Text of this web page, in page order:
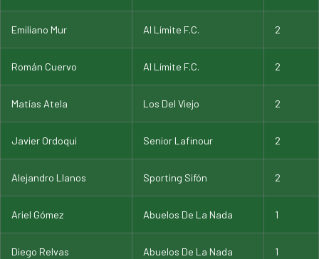
Emiliano Mur Al Límite F.C. 2
Román Cuervo Al Límite F.C. 2
Matías Atela Los Del Viejo 2
Javier Ordoqui Senior Lafinour 2
Alejandro Llanos Sporting Sifón 2
Ariel Gómez Abuelos De La Nada 1
Diego Relvas Abuelos De La Nada 1